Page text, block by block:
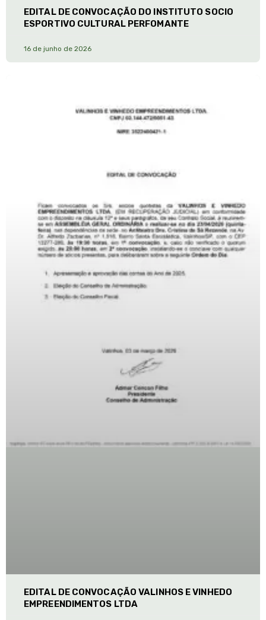
EDITAL DE CONVOCAÇÃO DO INSTITUTO SOCIO
ESPORTIVO CULTURAL PERFOMANTE
16 de junho de 2026
EDITAL DE CONVOCAÇÃO VALINHOS E VINHEDO
EMPREENDIMENTOS LTDA